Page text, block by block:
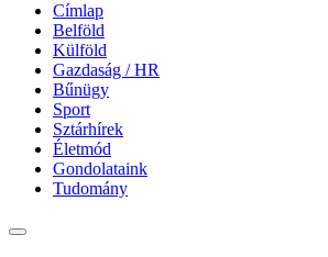
Címlap
Belföld
Külföld
Gazdaság / HR
Bűnügy
Sport
Sztárhírek
Életmód
Gondolataink
Tudomány